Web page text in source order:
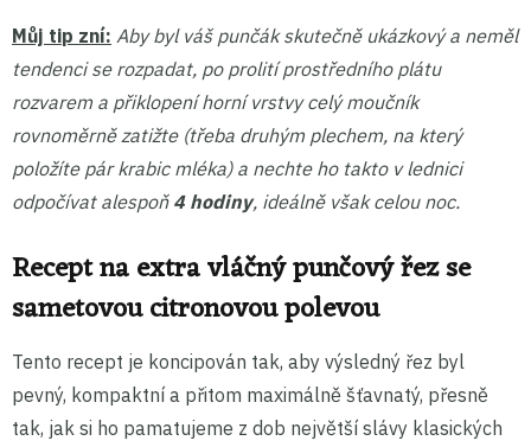
Můj tip zní: Aby byl váš punčák skutečně ukázkový a neměl
tendenci se rozpadat, po prolití prostředního plátu
rozvarem a přiklopení horní vrstvy celý moučník
rovnoměrně zatižte (třeba druhým plechem, na který
položíte pár krabic mléka) a nechte ho takto v lednici
odpočívat alespoň 4 hodiny, ideálně však celou noc.
Recept na extra vláčný punčový řez se
sametovou citronovou polevou
Tento recept je koncipován tak, aby výsledný řez byl
pevný, kompaktní a přitom maximálně šťavnatý, přesně
tak, jak si ho pamatujeme z dob největší slávy klasických